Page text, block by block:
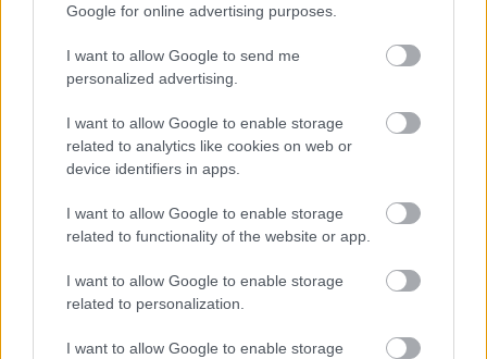
Google for online advertising purposes.
I want to allow Google to send me
personalized advertising.
I want to allow Google to enable storage
related to analytics like cookies on web or
device identifiers in apps.
I want to allow Google to enable storage
related to functionality of the website or app.
I want to allow Google to enable storage
related to personalization.
I want to allow Google to enable storage
A 10 napos fesztiválon minden évben 40 előadás és
egy-egy új bemutató látható, számos zenei esemény
mellett. 2010 óta közel 40 ezer látogatót fogadott a
rendezvény, és pár év alatt a sikeres nemzetközi
találkozók, megmérettetések egyik fontos
állomásává nőtte ki magát.
Angliai második Edward életepontosan illeszkedik
az idei tematikába, hiszen a találkozó ez alkalommal
tevékenységére összpontosít. Az 1923 és 1924 között
írott mű a szerző negyedik színdarabja és első